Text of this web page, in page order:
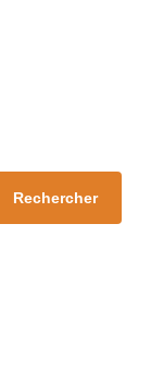
Rechercher